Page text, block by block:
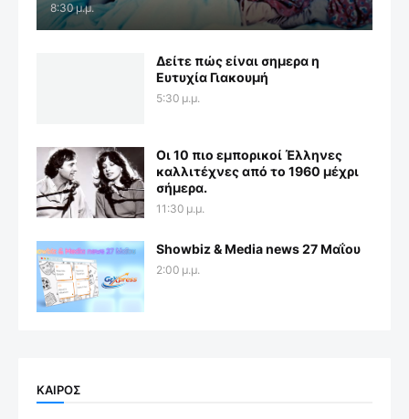
8:30 μ.μ.
Δείτε πώς είναι σημερα η
Ευτυχία Γιακουμή
5:30 μ.μ.
Οι 10 πιο εμπορικοί Έλληνες
καλλιτέχνες από το 1960 μέχρι
σήμερα.
11:30 μ.μ.
Showbiz & Media news 27 Μαΐου
2:00 μ.μ.
ΚΑΙΡΟΣ